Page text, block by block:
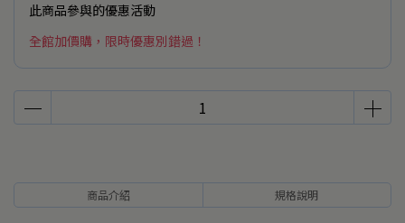
此商品參與的優惠活動
全館加價購，限時優惠別錯過！
商品介紹 規格說明